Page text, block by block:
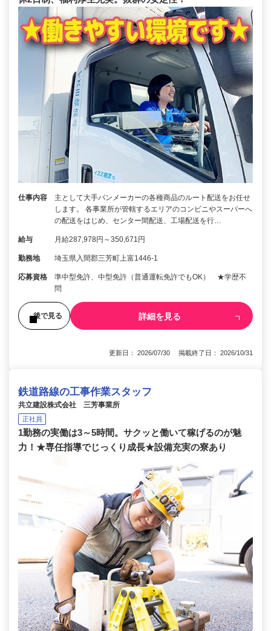
仕事内容
主として大手パンメーカーの各種商品のルート配送をお任せ
します。 各事業所が管轄するエリアのコンビニやスーパーへ
の配送をはじめ、センター間配送、工場配送を行…
給与 月給287,978円～350,671円
勤務地 埼玉県入間郡三芳町上富1446-1
応募資格
準中型免許、中型免許（普通運転免許でもOK） ★学歴不
問
後で見る 詳細を見る
更新日： 2026/07/30 掲載終了日： 2026/10/31
鉄道路線の工事作業スタッフ
共立建設株式会社 三芳事業所
正社員
1勤務の実働は3～5時間。サクッと働いて稼げるのが魅
力！★専任指導でじっくり成長★設備充実の寮あり